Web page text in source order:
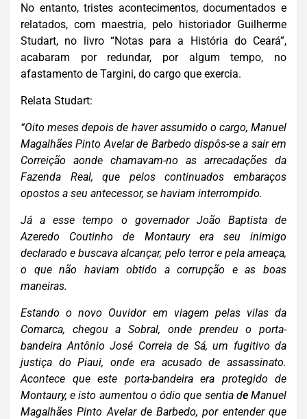
No entanto, tristes acontecimentos, documentados e
relatados, com maestria, pelo historiador Guilherme
Studart, no livro “Notas para a História do Ceará”,
acabaram por redundar, por algum tempo, no
afastamento de Targini, do cargo que exercia.
Relata Studart:
“Oito meses depois de haver assumido o cargo, Manuel
Magalhães Pinto Avelar de Barbedo dispôs-se a sair em
Correição aonde chamavam-no as arrecadações da
Fazenda Real, que pelos continuados embaraços
opostos a seu antecessor, se haviam interrompido.
Já a esse tempo o governador João Baptista de
Azeredo Coutinho de Montaury era seu inimigo
declarado e buscava alcançar, pelo terror e pela ameaça,
o que não haviam obtido a corrupção e as boas
maneiras.
Estando o novo Ouvidor em viagem pelas vilas da
Comarca, chegou a Sobral, onde prendeu o porta-
bandeira Antônio José Correia de Sá, um fugitivo da
justiça do Piaui, onde era acusado de assassinato.
Acontece que este porta-bandeira era protegido de
Montaury, e isto aumentou o ódio que sentia deManuel
Magalhães Pinto Avelar de Barbedo, por entender que